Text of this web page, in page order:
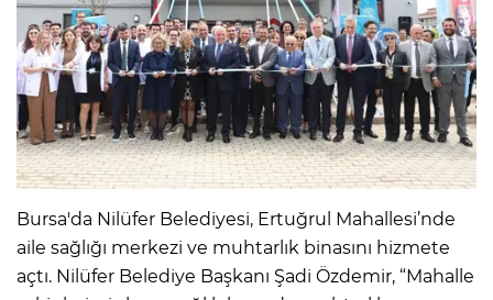
Bursa'da Nilüfer Belediyesi, Ertuğrul Mahallesi’nde
aile sağlığı merkezi ve muhtarlık binasını hizmete
açtı. Nilüfer Belediye Başkanı Şadi Özdemir, “Mahalle